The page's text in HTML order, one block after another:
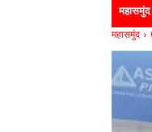
महासमुंद
महासमुंद